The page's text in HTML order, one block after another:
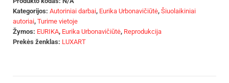
Kategorijos: Autoriniai darbai, Eurika Urbonavičiūtė, Šiuolaikiniai
autoriai, Turime vietoje
Žymos: EURIKA, Eurika Urbonavičiūtė, Reprodukcija
Prekės ženklas: LUXART